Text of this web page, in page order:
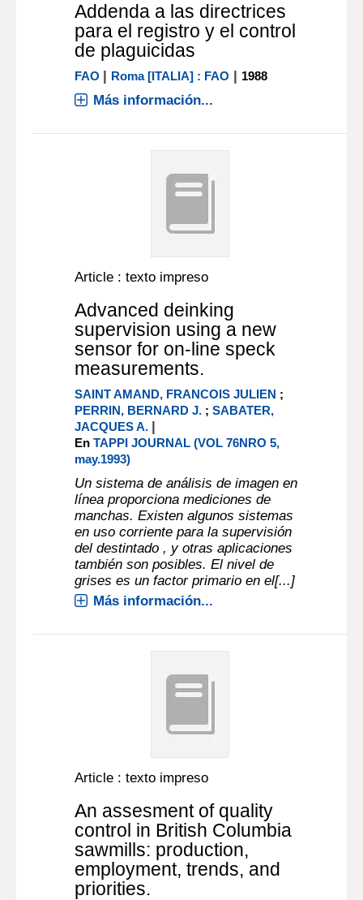
Addenda a las directrices
para el registro y el control
de plaguicidas
FAO | Roma [ITALIA] : FAO | 1988
Más información...
Article : texto impreso
Advanced deinking
supervision using a new
sensor for on-line speck
measurements.
SAINT AMAND, FRANCOIS JULIEN ;
PERRIN, BERNARD J. ;SABATER,
JACQUES A. |
EnTAPPI JOURNAL (VOL 76NRO 5,
may.1993)
Un sistema de análisis de imagen en
línea proporciona mediciones de
manchas. Existen algunos sistemas
en uso corriente para la supervisión
del destintado , y otras aplicaciones
también son posibles. El nivel de
grises es un factor primario en el[...]
Más información...
Article : texto impreso
An assesment of quality
control in British Columbia
sawmills: production,
employment, trends, and
priorities.